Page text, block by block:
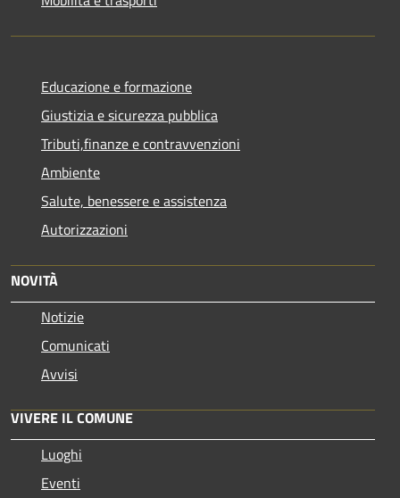
Educazione e formazione
Giustizia e sicurezza pubblica
Tributi,finanze e contravvenzioni
Ambiente
Salute, benessere e assistenza
Autorizzazioni
NOVITÀ
Notizie
Comunicati
Avvisi
VIVERE IL COMUNE
Luoghi
Eventi